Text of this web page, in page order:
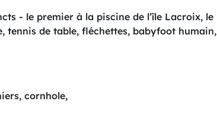
- le premier à la piscine de l’île Lacroix, le
tennis de table, fléchettes, babyfoot humain,
cornhole,